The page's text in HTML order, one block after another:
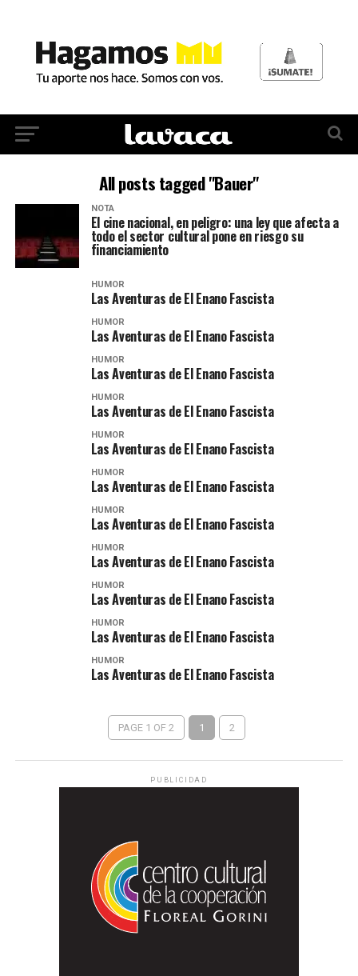
All posts tagged "Bauer"
NOTA
El cine nacional, en peligro: una ley que afecta a
todo el sector cultural pone en riesgo su
financiamiento
HUMOR
Las Aventuras de El Enano Fascista
HUMOR
Las Aventuras de El Enano Fascista
HUMOR
Las Aventuras de El Enano Fascista
HUMOR
Las Aventuras de El Enano Fascista
HUMOR
Las Aventuras de El Enano Fascista
HUMOR
Las Aventuras de El Enano Fascista
HUMOR
Las Aventuras de El Enano Fascista
HUMOR
Las Aventuras de El Enano Fascista
HUMOR
Las Aventuras de El Enano Fascista
HUMOR
Las Aventuras de El Enano Fascista
HUMOR
Las Aventuras de El Enano Fascista
PAGE 1 OF 2 1 2
PUBLICIDAD